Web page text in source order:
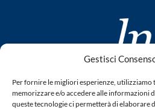
Gestisci
Per fornire le migliori esperienze, utilizziamo
memorizzare e/o accedere alle informazioni
queste tecnologie ci permetterà di elaborare
fondato da